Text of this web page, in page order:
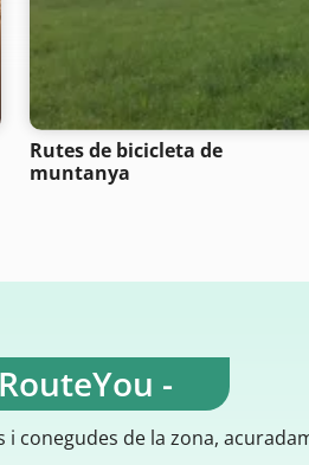
Rutes de bicicleta de
muntanya
-
conegudes de la zona,